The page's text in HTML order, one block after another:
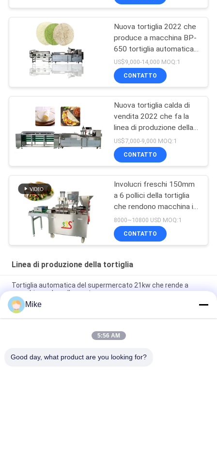
Nuova tortiglia 2022 che
produce a macchina BP-
650 tortiglia automatica
che fa macchina
US$9,000-14,000 MOQ:1
CONTATTO
Nuova tortiglia calda di
vendita 2022 che fa la
linea di produzione della
tortiglia della macchina
BP-550
US$7,000-9,000 MOQ:1
CONTATTO
Involucri freschi 150mm
a 6 pollici della tortiglia
che rendono macchina in
pieno automatica
8000~10800 USD MOQ:1
CONTATTO
Linea di produzione della tortiglia
Tortiglia automatica del supermercato 21kw che rende a
macchina colore d'argento
10 - linea di produzione della tortiglia del diametro di 45cm
nuova completamente automatica
Nuova macchina automatica per fare il pane Roti Corn Tortilla
Mike
5:56 AM
Good day, what product are you looking for?